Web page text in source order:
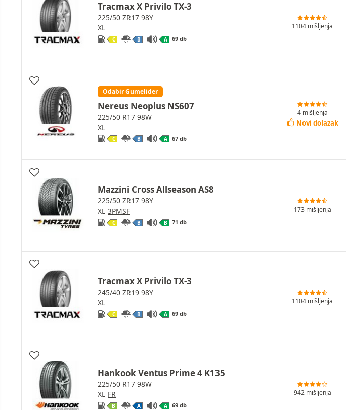
Tracmax X Privilo TX-3
225/50 ZR17 98Y
XL
C B A 69 db
1104 mišljenja
Odabir Gumelider
Nereus Neoplus NS607
225/50 R17 98W
XL
C B A 67 db
4 mišljenja
Novi dolazak
Mazzini Cross Allseason AS8
225/50 ZR17 98Y
XL 3PMSF
C B B 71 db
173 mišljenja
Tracmax X Privilo TX-3
245/40 ZR19 98Y
XL
C B A 69 db
1104 mišljenja
Hankook Ventus Prime 4 K135
225/50 R17 98W
XL FR
B A A 69 db
942 mišljenja